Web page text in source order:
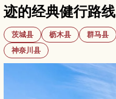
迹的经典健行路线
茨城县 枥木县 群马县
神奈川县